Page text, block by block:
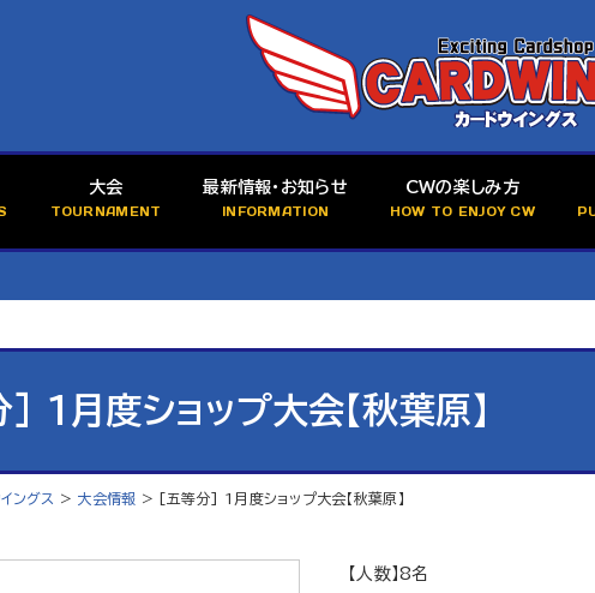
大会
TOURNAMENT
最新情報・お知らせ
INFORMATION
CWの楽しみ方
HOW TO ENJOY CW
] 1月度ショップ大会【秋葉原】
ングス > 大会情報 > [五等分] 1月度ショップ大会【秋葉原】
【人数】8名